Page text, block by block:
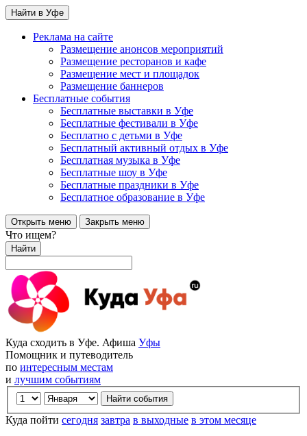
Найти в Уфе
Реклама на сайте
Размещение анонсов мероприятий
Размещение ресторанов и кафе
Размещение мест и площадок
Размещение баннеров
Бесплатные события
Бесплатные выставки в Уфе
Бесплатные фестивали в Уфе
Бесплатно с детьми в Уфе
Бесплатный активный отдых в Уфе
Бесплатная музыка в Уфе
Бесплатные шоу в Уфе
Бесплатные праздники в Уфе
Бесплатное образование в Уфе
Открыть меню Закрыть меню
Что ищем?
Найти
Куда сходить в Уфе. Афиша Уфы
Помощник и путеводитель
по интересным местам
и лучшим событиям
Куда пойти сегодня завтра в выходные в этом месяце